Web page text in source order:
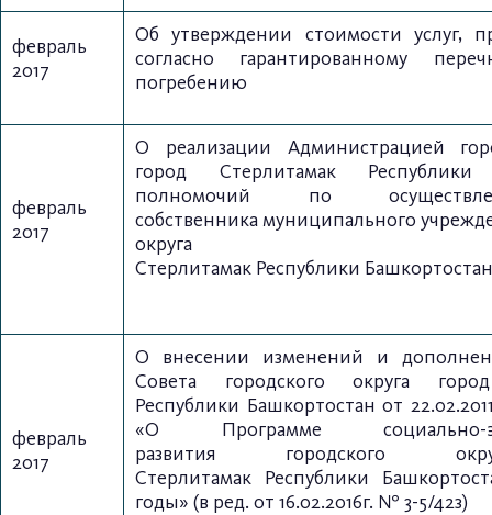
февраль
2017
Об утверждении стоимости услуг,
согласно гарантированному
погребению
февраль
2017
О реализации Администрацией
город Стерлитамак
полномочий по
собственникамуниципального у
округа
Стерлитамак Республики Б
февраль
2017
О внесении изменений и
Совета городского округа
Республики Башкортостан от
«О Программе социально-
развития городского
Стерлитамак Республики
годы» (в ред. от 16.02.2016г. № 3-5/42з)